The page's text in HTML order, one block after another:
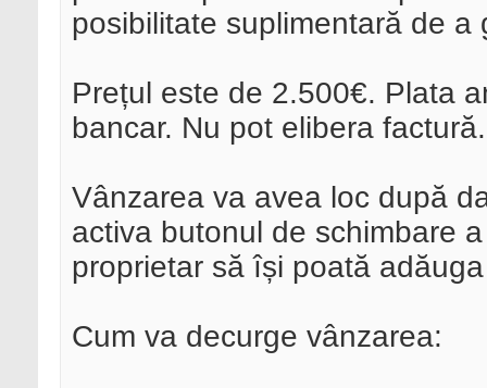
posibilitate suplimentară de a
Prețul este de 2.500€. Plata
bancar. Nu pot elibera factură.
Vânzarea va avea loc după
activa butonul de schimbare
proprietar să își poată
Cum va decurge vânzarea: